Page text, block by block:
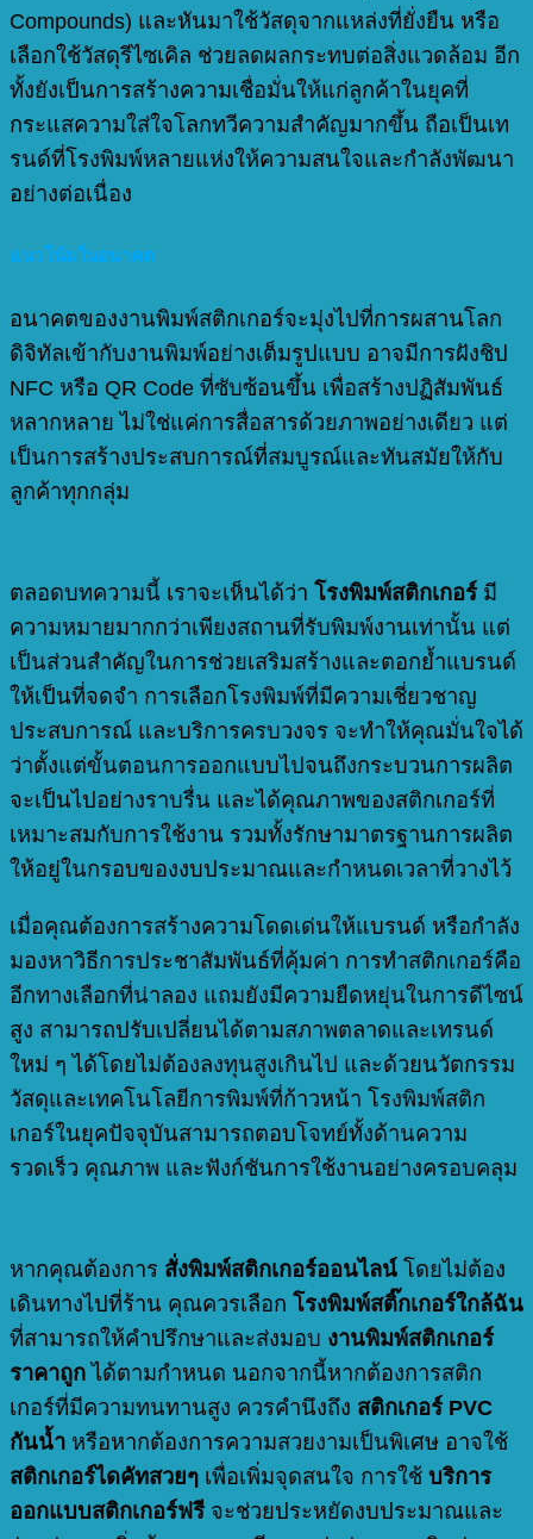
Compounds) และหันมาใช้วัสดุจากแหล่งที่ยั่งยืน หรือ
เลือกใช้วัสดุรีไซเคิล ช่วยลดผลกระทบต่อสิ่งแวดล้อม อีก
ทั้งยังเป็นการสร้างความเชื่อมั่นให้แก่ลูกค้าในยุคที่
กระแสความใส่ใจโลกทวีความสำคัญมากขึ้น ถือเป็นเท
รนด์ที่โรงพิมพ์หลายแห่งให้ความสนใจและกำลังพัฒนา
อย่างต่อเนื่อง
แนวโน้มในอนาคต
อนาคตของงานพิมพ์สติกเกอร์จะมุ่งไปที่การผสานโลก
ดิจิทัลเข้ากับงานพิมพ์อย่างเต็มรูปแบบ อาจมีการฝังชิป
NFC หรือ QR Code ที่ซับซ้อนขึ้น เพื่อสร้างปฏิสัมพันธ์
หลากหลาย ไม่ใช่แค่การสื่อสารด้วยภาพอย่างเดียว แต่
เป็นการสร้างประสบการณ์ที่สมบูรณ์และทันสมัยให้กับ
ลูกค้าทุกกลุ่ม
ตลอดบทความนี้ เราจะเห็นได้ว่า โรงพิมพ์สติกเกอร์ มี
ความหมายมากกว่าเพียงสถานที่รับพิมพ์งานเท่านั้น แต่
เป็นส่วนสำคัญในการช่วยเสริมสร้างและตอกย้ำแบรนด์
ให้เป็นที่จดจำ การเลือกโรงพิมพ์ที่มีความเชี่ยวชาญ
ประสบการณ์ และบริการครบวงจร จะทำให้คุณมั่นใจได้
ว่าตั้งแต่ขั้นตอนการออกแบบไปจนถึงกระบวนการผลิต
จะเป็นไปอย่างราบรื่น และได้คุณภาพของสติกเกอร์ที่
เหมาะสมกับการใช้งาน รวมทั้งรักษามาตรฐานการผลิต
ให้อยู่ในกรอบของงบประมาณและกำหนดเวลาที่วางไว้
เมื่อคุณต้องการสร้างความโดดเด่นให้แบรนด์ หรือกำลัง
มองหาวิธีการประชาสัมพันธ์ที่คุ้มค่า การทำสติกเกอร์คือ
อีกทางเลือกที่น่าลอง แถมยังมีความยืดหยุ่นในการดีไซน์
สูง สามารถปรับเปลี่ยนได้ตามสภาพตลาดและเทรนด์
ใหม่ ๆ ได้โดยไม่ต้องลงทุนสูงเกินไป และด้วยนวัตกรรม
วัสดุและเทคโนโลยีการพิมพ์ที่ก้าวหน้า โรงพิมพ์สติก
เกอร์ในยุคปัจจุบันสามารถตอบโจทย์ทั้งด้านความ
รวดเร็ว คุณภาพ และฟังก์ชันการใช้งานอย่างครอบคลุม
หากคุณต้องการ สั่งพิมพ์สติกเกอร์ออนไลน์ โดยไม่ต้อง
เดินทางไปที่ร้าน คุณควรเลือก โรงพิมพ์สติ๊กเกอร์ใกล้ฉัน
ที่สามารถให้คำปรึกษาและส่งมอบ งานพิมพ์สติกเกอร์
ราคาถูกได้ตามกำหนด นอกจากนี้หากต้องการสติก
เกอร์ที่มีความทนทานสูง ควรคำนึงถึง สติกเกอร์ PVC
กันน้ำ หรือหากต้องการความสวยงามเป็นพิเศษ อาจใช้
สติกเกอร์ไดคัทสวยๆ เพื่อเพิ่มจุดสนใจ การใช้ บริการ
ออกแบบสติกเกอร์ฟรี จะช่วยประหยัดงบประมาณและ